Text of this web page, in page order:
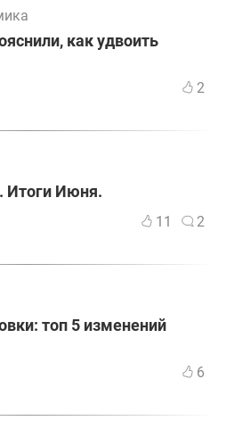
как удвоить
2
Итоги Июня.
11 2
топ 5 изменений
6